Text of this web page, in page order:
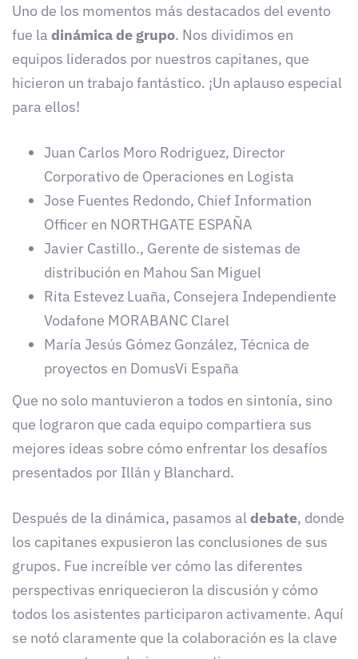
Uno de los momentos más destacados del evento
fue la dinámica de grupo. Nos dividimos en
equipos liderados por nuestros capitanes, que
hicieron un trabajo fantástico. ¡Un aplauso especial
para ellos!
Juan Carlos Moro Rodriguez, Director
Corporativo de Operaciones en Logista
Jose Fuentes Redondo, Chief Information
Officer en NORTHGATE ESPAÑA
Javier Castillo., Gerente de sistemas de
distribución en Mahou San Miguel
Rita Estevez Luaña, Consejera Independiente
Vodafone MORABANC Clarel
María Jesús Gómez González, Técnica de
proyectos en DomusVi España
Que no solo mantuvieron a todos en sintonía, sino
que lograron que cada equipo compartiera sus
mejores ideas sobre cómo enfrentar los desafíos
presentados por Illán y Blanchard.
Después de la dinámica, pasamos aldebate, donde
los capitanes expusieron las conclusiones de sus
grupos. Fue increíble ver cómo las diferentes
perspectivas enriquecieron la discusión y cómo
todos los asistentes participaron activamente. Aquí
se notó claramente que la colaboración es la clave